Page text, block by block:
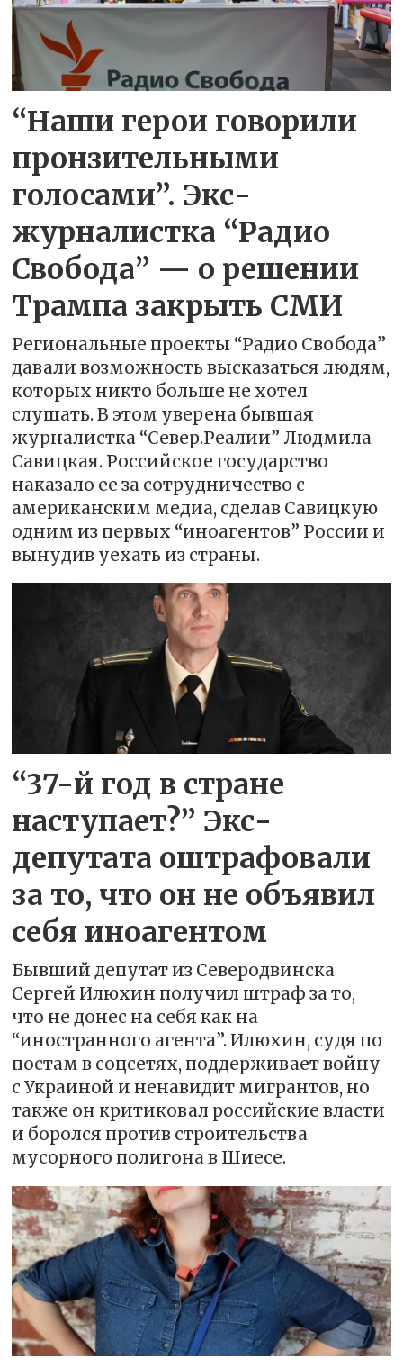
“Наши герои говорили
пронзительными
голосами”. Экс-
журналистка “Радио
Свобода” — о решении
Трампа закрыть СМИ
Региональные проекты “Радио Свобода”
давали возможность высказаться людям,
которых никто больше не хотел
слушать. В этом уверена бывшая
журналистка “Север.Реалии” Людмила
Савицкая. Российское государство
наказало ее за сотрудничество с
американским медиа, сделав Савицкую
одним из первых “иноагентов” России и
вынудив уехать из страны.
“37-й год в стране
наступает?” Экс-
депутата оштрафовали
за то, что он не объявил
себя иноагентом
Бывший депутат из Северодвинска
Сергей Илюхин получил штраф за то,
что не донес на себя как на
“иностранного агента”. Илюхин, судя по
постам в соцсетях, поддерживает войну
с Украиной и ненавидит мигрантов, но
также он критиковал российские власти
и боролся против строительства
мусорного полигона в Шиесе.